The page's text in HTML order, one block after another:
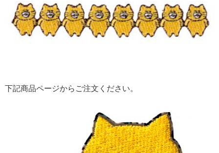
下記商品ページからご注文ください。